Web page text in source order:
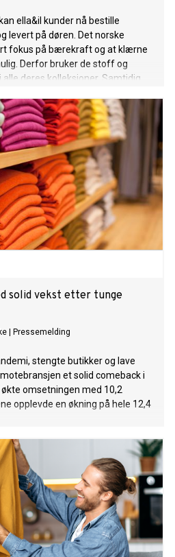
ella&il kunder nå bestille
levert på døren. Det norske
fokus på bærekraft og at klærne
Derfor bruker de stoff og
deres kolleksjoner. Samtidig
solid vekst etter tunge
Pressemelding
stengte butikker og lave
et solid comeback i
omsetningen med 10,2
opplevde en økning på hele 12,4